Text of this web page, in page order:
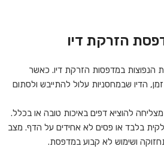
הזרקת דיו
הנפוצות במדפסות הזרקת דיו. כאשר
הדיו שבמחסניות עלול להתייבש ולסתום
להוציא דפים באיכות טובה או בכלל.
בלבד או פסים לא אחידים על הדף. מצב
ושימוש לא קבוע במדפסת.